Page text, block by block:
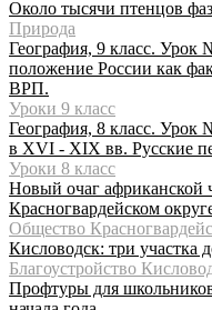
Около тысячи птенцов
Природа
География, 9 класс. Урок
положение России как
ВРП.
Уроки 9 класс
География, 8 класс. Урок
в XVI - XIX вв. Русские
Уроки 8 класс
Новый очаг африканской
Красногвардейском
Общество
Кисловодск: три участка
Благоустройство
Профтуры для